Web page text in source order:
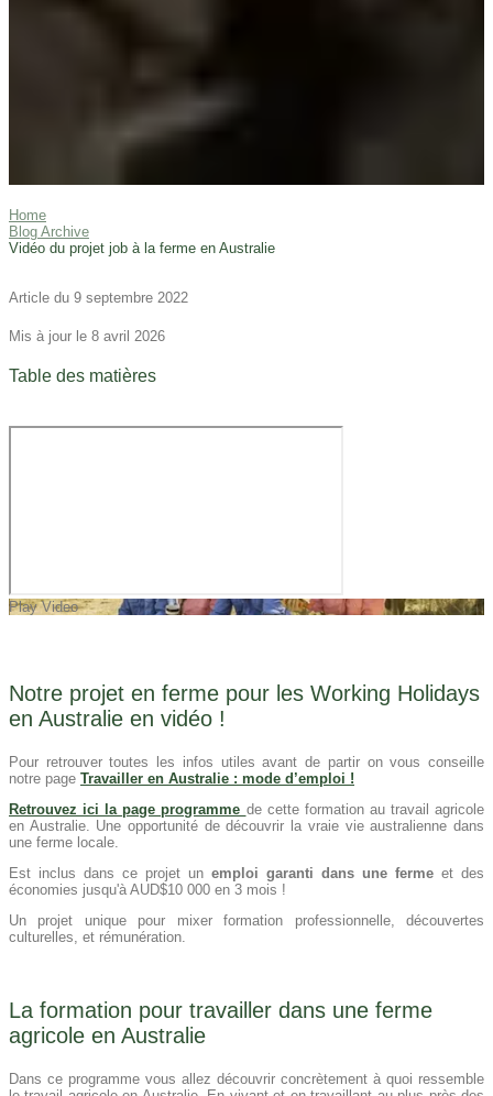
Home
Blog Archive
Vidéo du projet job à la ferme en Australie
Article du 9 septembre 2022
Mis à jour le 8 avril 2026
Table des matières
Play Video
Notre projet en ferme pour les Working Holidays
en Australie en vidéo !
Pour retrouver toutes les infos utiles avant de partir on vous conseille
notre page Travailler en Australie : mode d’emploi !
Retrouvez ici la page programme de cette formation au travail agricole
en Australie. Une opportunité de découvrir la vraie vie australienne dans
une ferme locale.
Est inclus dans ce projet un emploi garanti dans une ferme et des
économies jusqu'à AUD$10 000 en 3 mois !
Un projet unique pour mixer formation professionnelle, découvertes
culturelles, et rémunération.
La formation pour travailler dans une ferme
agricole en Australie
Dans ce programme vous allez découvrir concrètement à quoi ressemble